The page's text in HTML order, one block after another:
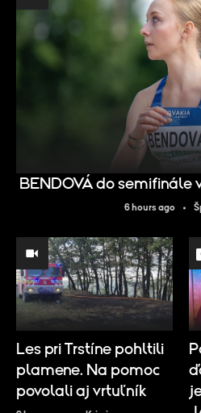
BENDOVÁ do semifinále
6 hours ago
Les pri Trstíne pohltili
plamene. Na pomoc
povolali aj vrtuľník